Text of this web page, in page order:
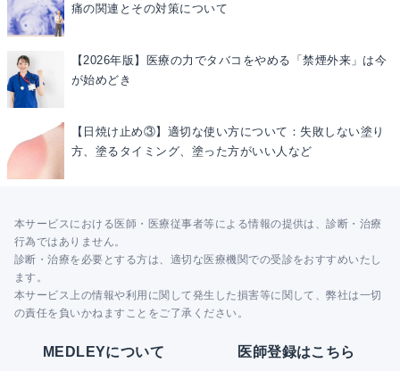
痛の関連とその対策について
【2026年版】医療の力でタバコをやめる「禁煙外来」は今
が始めどき
【日焼け止め③】適切な使い方について：失敗しない塗り
方、塗るタイミング、塗った方がいい人など
本サービスにおける医師・医療従事者等による情報の提供は、診断・治療
行為ではありません。
診断・治療を必要とする方は、適切な医療機関での受診をおすすめいたし
ます。
本サービス上の情報や利用に関して発生した損害等に関して、弊社は一切
の責任を負いかねますことをご了承ください。
MEDLEYについて 医師登録はこちら